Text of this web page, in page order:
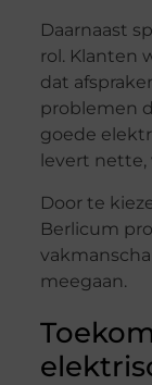
Daarnaast
rol. Klanten
dat
problemen
goede
levert
Door te
Berlicum
meegaan.